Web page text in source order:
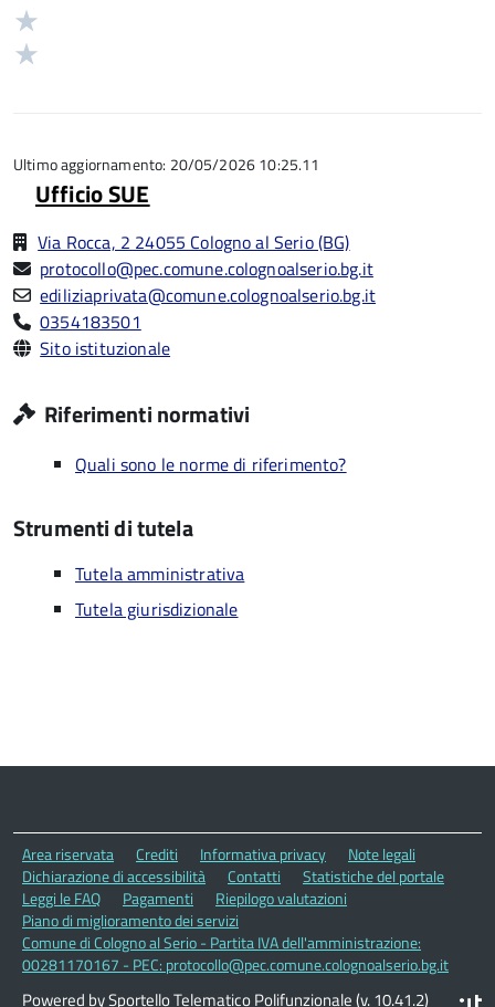
5
Ultimo aggiornamento: 20/05/2026 10:25.11
Ufficio SUE
Via Rocca, 2 24055 Cologno al Serio (BG)
protocollo@pec.comune.colognoalserio.bg.it
ediliziaprivata@comune.colognoalserio.bg.it
0354183501
Sito istituzionale
Riferimenti normativi
Quali sono le norme di riferimento?
Strumenti di tutela
Tutela amministrativa
Tutela giurisdizionale
Area riservata Crediti Informativa privacy
Note legali
Dichiarazione di accessibilità
Contatti
Statistiche del portale
Leggi le FAQ
Pagamenti
Riepilogo valutazioni
Piano di miglioramento dei servizi
Comune di Cologno al Serio - Partita IVA dell'amministrazione:
00281170167 - PEC: protocollo@pec.comune.colognoalserio.bg.it
Powered by Sportello Telematico Polifunzionale (v. 10.41.2)